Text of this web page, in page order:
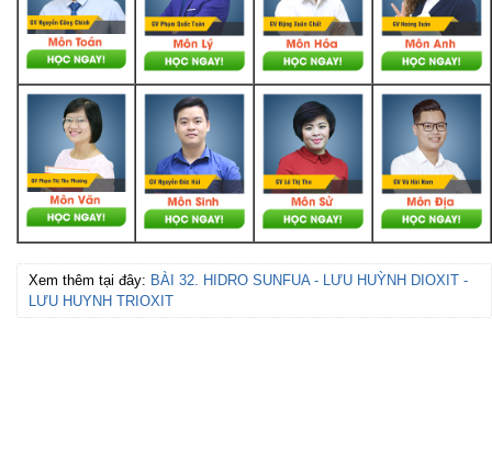
Xem thêm tại đây: BÀI 32. HIDRO SUNFUA - LƯU HUỲNH DIOXIT -
LƯU HUYNH TRIOXIT